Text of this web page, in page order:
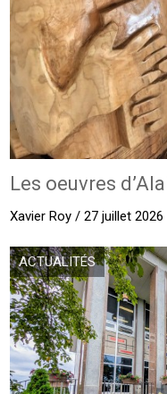
Les oeuvres
Xavier Roy / 27 juillet 2026
ACTUALITÉS